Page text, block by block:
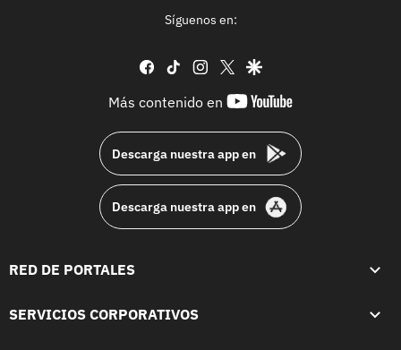
Síguenos en:
facebook
tiktok instagram
twittergoogle
Más contenido en
youtube-
Descarga nuestra app en
Descarga nuestra app en
RED DE PORTALES
SERVICIOS CORPORATIVOS